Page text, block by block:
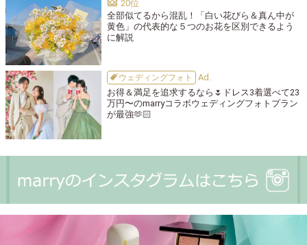
全部似てるから混乱！「白い花びら＆真ん中が
黄色」の代表的な５つのお花を区別できるよう
に解説
ウェディングフォト
お得＆満足を追求するなら🌷ドレス3着選べて23
万円〜のmarryコラボウェディングフォトプラン
が最強🫶🏻